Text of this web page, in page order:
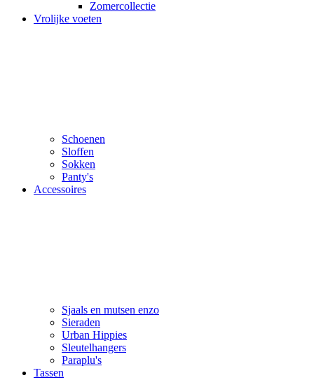
Zomercollectie
Vrolijke voeten
Schoenen
Sloffen
Sokken
Panty's
Accessoires
Sjaals en mutsen enzo
Sieraden
Urban Hippies
Sleutelhangers
Paraplu's
Tassen